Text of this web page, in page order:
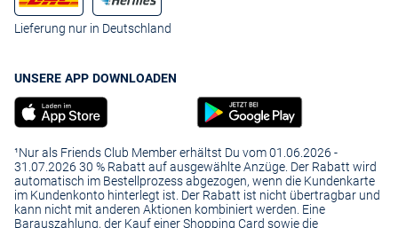
Lieferung nur in Deutschland
UNSERE APP DOWNLOADEN
¹Nur als Friends Club Member erhältst Du vom 01.06.2026 -
31.07.2026 30 % Rabatt auf ausgewählte Anzüge. Der Rabatt wird
automatisch im Bestellprozess abgezogen, wenn die Kundenkarte
im Kundenkonto hinterlegt ist. Der Rabatt ist nicht übertragbar und
kann nicht mit anderen Aktionen kombiniert werden. Eine
Barauszahlung, der Kauf einer Shopping Card sowie die